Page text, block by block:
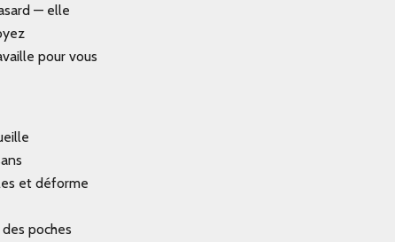
— elle
pour vous
et déforme
poches